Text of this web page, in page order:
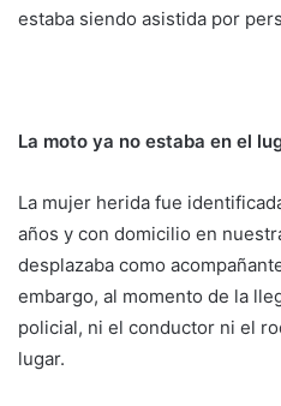
estaba siendo asistida por
La moto ya no estaba en el
La mujer herida fue
años y con domicilio en
desplazaba como
embargo, al momento de la
policial, ni el conductor ni el
lugar.